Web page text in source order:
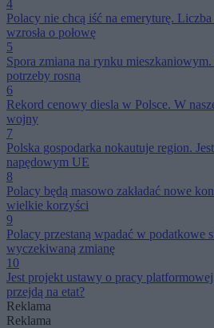
4
Polacy nie chcą iść na emeryturę.
wzrosła o połowę
5
Spora zmiana na rynku
potrzeby rosną
6
Rekord cenowy diesla w Polsce. W
wojny
7
Polska gospodarka nokautuje region.
napędowym UE
8
Polacy będą masowo zakładać nowe
wielkie korzyści
9
Polacy przestaną wpadać w podatkowe
wyczekiwaną zmianę
10
Jest projekt ustawy o pracy
przejdą na etat?
Reklama
Reklama